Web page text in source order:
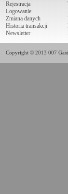
Rejestracja
Logowanie
Zmiana danych
Historia transakcji
Newsletter
Copyright © 2013 007